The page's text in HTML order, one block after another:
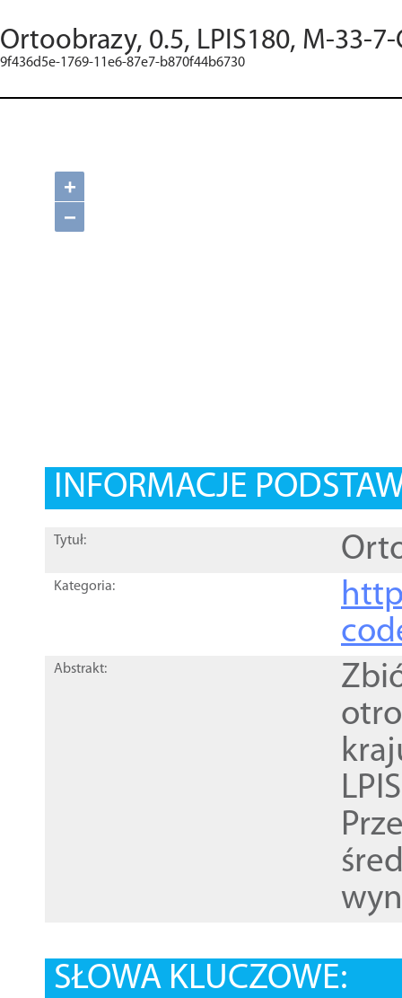
Ortoobrazy, 0.5, LPIS180, M-33-7-
9f436d5e-1769-11e6-87e7-b870f44b6730
+
−
INFORMACJE
Tytuł:
Kategoria:
Abstrakt:
SŁOWA KLUCZOWE: